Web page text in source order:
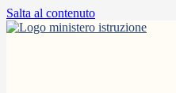
Salta al contenuto